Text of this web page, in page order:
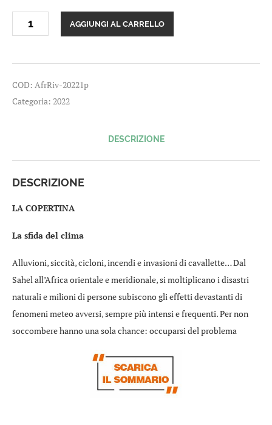
Rivista
1-
(pdf)
AGGIUNGI AL CARRELLO
COD: AfrRiv-20221p
Categoria: 2022
DESCRIZIONE
DESCRIZIONE
LA COPERTINA
La sfida del clima
Alluvioni, siccità, cicloni, incendi e invasioni di cavallette… Dal
Sahel all’Africa orientale e meridionale, si moltiplicano i disastri
naturali e milioni di persone subiscono gli effetti devastanti di
fenomeni meteo avversi, sempre più intensi e frequenti. Per non
soccombere hanno una sola chance: occuparsi del problema